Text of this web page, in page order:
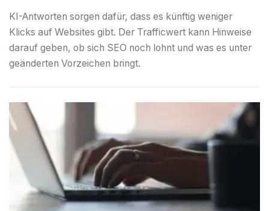
KI-Antworten sorgen dafür, dass es künftig weniger
Klicks auf Websites gibt. Der Trafficwert kann Hinweise
darauf geben, ob sich SEO noch lohnt und was es unter
geänderten Vorzeichen bringt.